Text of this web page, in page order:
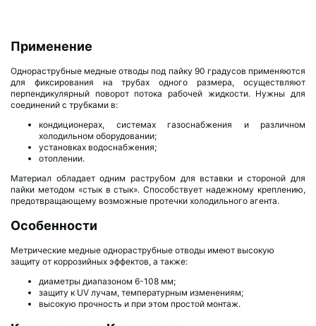
Применение
Однораструбные медные отводы под пайку 90 градусов применяются
для фиксирования на трубах одного размера, осуществляют
перпендикулярный поворот потока рабочей жидкости. Нужны для
соединений с трубками в:
кондиционерах, системах газоснабжения и различном
холодильном оборудовании;
установках водоснабжения;
отоплении.
Материал обладает одним раструбом для вставки и стороной для
пайки методом «стык в стык». Способствует надежному креплению,
предотвращающему возможные протечки холодильного агента.
Особенности
Метрические медные однораструбные отводы имеют высокую
защиту от коррозийных эффектов, а также:
диаметры диапазоном 6-108 мм;
защиту к UV лучам, температурным изменениям;
высокую прочность и при этом простой монтаж.